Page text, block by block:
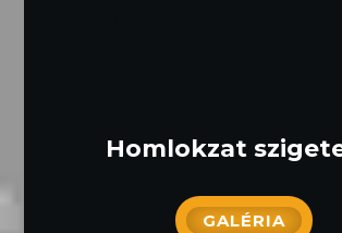
Homlokzat
GALÉRIA